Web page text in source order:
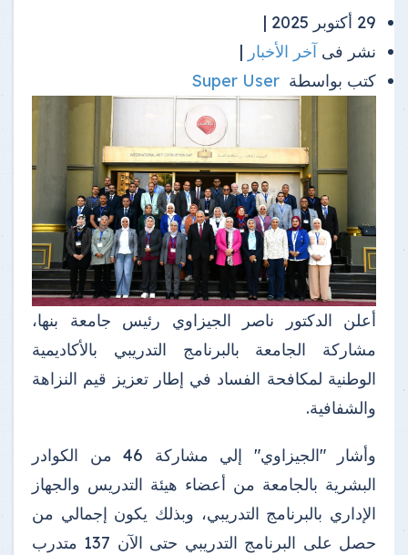
29 أكتوبر 2025 |
نشر فى آخر الأخبار |
كتب بواسطة Super User
أعلن الدكتور ناصر الجيزاوي رئيس جامعة بنها،
مشاركة الجامعة بالبرنامج التدريبي بالأكاديمية
الوطنية لمكافحة الفساد في إطار تعزيز قيم النزاهة
والشفافية.
وأشار "الجيزاوي" إلي مشاركة 46 من الكوادر
البشرية بالجامعة من أعضاء هيئة التدريس والجهاز
الإداري بالبرنامج التدريبي، وبذلك يكون إجمالي من
حصل على البرنامج التدريبي حتى الآن 137 متدرب